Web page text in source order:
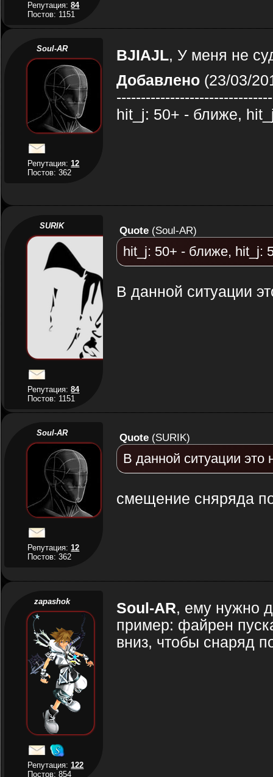
Репутация:84
Постов: 1151
Soul-AR
Репутация:12
Постов: 362
BJIAJL, У меня не
Добавлено(23/03/
hit_j: 50+ - ближе,
SURIK
Репутация:84
Постов: 1151
Quote(Soul-AR)
hit_j: 50+ - ближе, hit_j:
В данной ситуации
Soul-AR
Репутация:12
Постов: 362
Quote(SURIK)
В данной ситуации это
смещение сняряда
zapashok
Репутация:122
Постов: 854
Soul-AR, ему нужно
пример: файрен
вниз, чтобы снаряд